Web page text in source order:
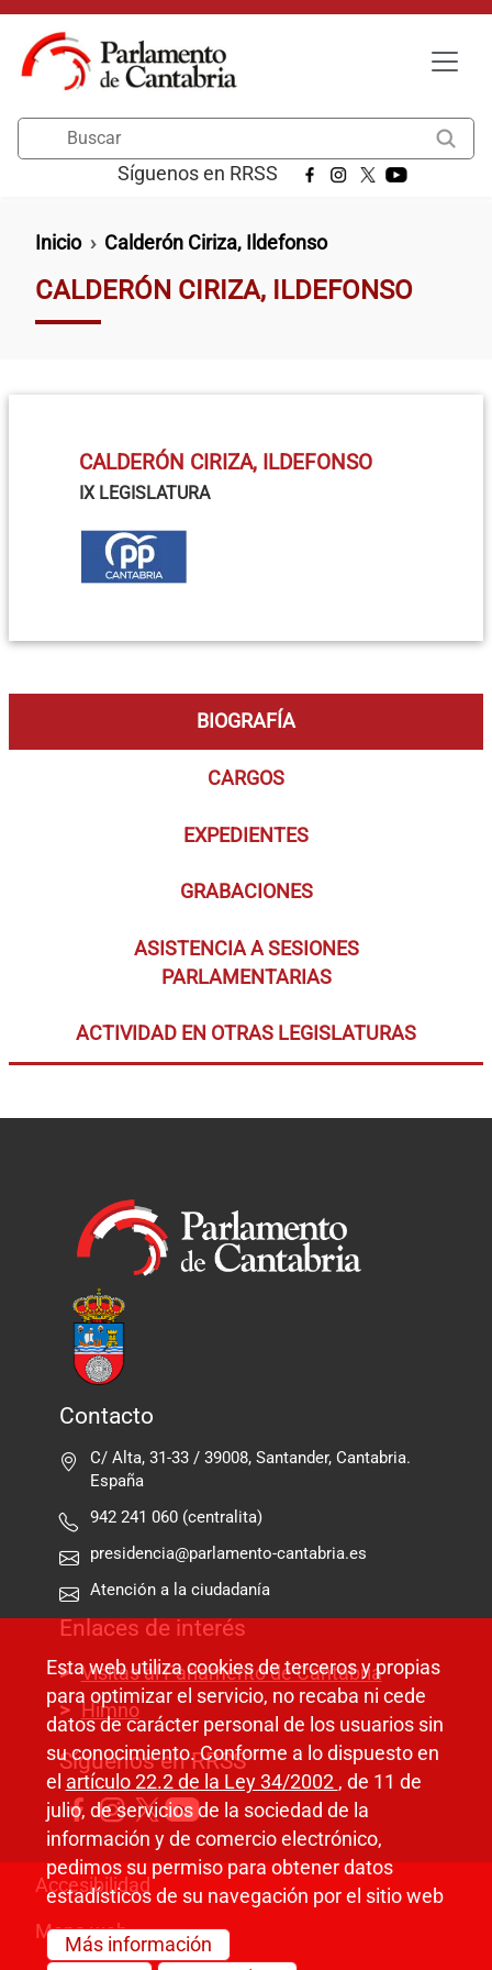
Pasar al contenido principal
Síguenos en RRSS
Ruta de navegación
Inicio Calderón Ciriza, Ildefonso
CALDERÓN CIRIZA, ILDEFONSO
CALDERÓN CIRIZA, ILDEFONSO
IX LEGISLATURA
BIOGRAFÍA
CARGOS
EXPEDIENTES
GRABACIONES
ASISTENCIA A SESIONES
PARLAMENTARIAS
ACTIVIDAD EN OTRAS LEGISLATURAS
Contacto
C/ Alta, 31-33 / 39008, Santander, Cantabria.
España
942 241 060 (centralita)
presidencia@parlamento-cantabria.es
Atención a la ciudadanía
Enlaces de interés
Visitas al Parlamento de Cantabria
Himno
Síguenos en RRSS
Pie de página
Accesibilidad
Mapa web
Esta web utiliza cookies de terceros y propias
para optimizar el servicio, no recaba ni cede
datos de carácter personal de los usuarios sin
su conocimiento. Conforme a lo dispuesto en
el artículo 22.2 de la Ley 34/2002 , de 11 de
julio, de servicios de la sociedad de la
información y de comercio electrónico,
pedimos su permiso para obtener datos
estadísticos de su navegación por el sitio web
Más información